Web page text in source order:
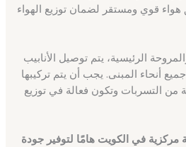
قوي ومستقر لضمان توزيع الهواء
الرئيسية، يتم توصيل الأنابيب
أنحاء المبنى. يجب أن يتم تركيبها
من التسربات وتكون فعالة في توزيع
مركزية في الكويت هامًا لتوفير جودة